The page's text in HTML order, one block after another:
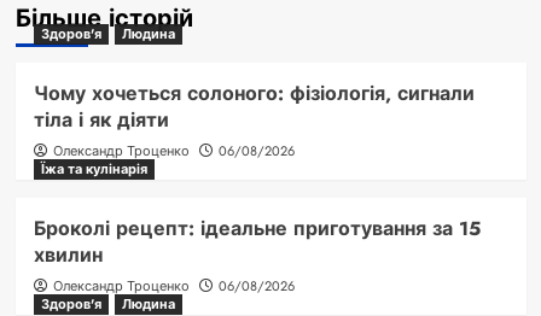
Більше історій
Здоров'я Людина
Чому хочеться солоного: фізіологія, сигнали
тіла і як діяти
Олександр Троценко
06/08/2026
Їжа та кулінарія
Броколі рецепт: ідеальне приготування за 15
хвилин
Олександр Троценко
06/08/2026
Здоров'я
Людина